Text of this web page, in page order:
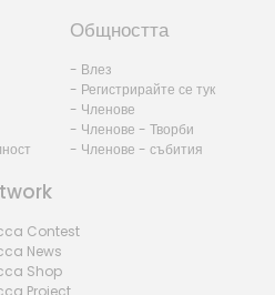
Общността
- Влез
- Регистрирайте се тук
- Членове
- Членове - Творби
- Членове - събития
Contest
News
Shop
Project